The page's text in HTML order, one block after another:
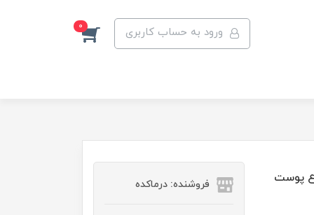
ورود به حساب کاربری 0
پوست فروشنده: درماکده